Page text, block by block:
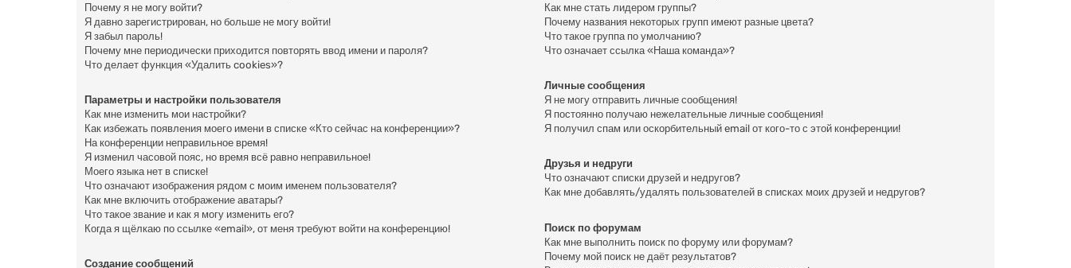
Почему я не могу войти?
Я давно зарегистрирован, но больше не могу войти!
Я забыл пароль!
Почему мне периодически приходится повторять ввод имени и пароля?
Что делает функция «Удалить cookies»?
Параметры и настройки пользователя
Как мне изменить мои настройки?
Как избежать появления моего имени в списке «Кто сейчас на конференции»?
На конференции неправильное время!
Я изменил часовой пояс, но время всё равно неправильное!
Моего языка нет в списке!
Что означают изображения рядом с моим именем пользователя?
Как мне включить отображение аватары?
Что такое звание и как я могу изменить его?
Когда я щёлкаю по ссылке «email», от меня требуют войти на конференцию!
Создание сообщений
Как мне стать лидером группы?
Почему названия некоторых групп имеют разные цвета?
Что такое группа по умолчанию?
Что означает ссылка «Наша команда»?
Личные сообщения
Я не могу отправить личные сообщения!
Я постоянно получаю нежелательные личные сообщения!
Я получил спам или оскорбительный email от кого-то с этой конференции!
Друзья и недруги
Что означают списки друзей и недругов?
Как мне добавлять/удалять пользователей в списках моих друзей и недругов?
Поиск по форумам
Как мне выполнить поиск по форуму или форумам?
Почему мой поиск не даёт результатов?